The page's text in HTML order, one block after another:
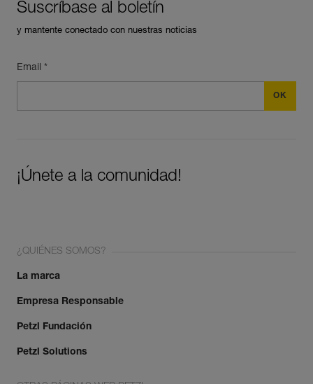
Suscríbase al boletín
y mantente conectado con nuestras noticias
Email *
¡Únete a la comunidad!
¿QUIÉNES SOMOS?
La marca
Empresa Responsable
Petzl Fundación
Petzl Solutions